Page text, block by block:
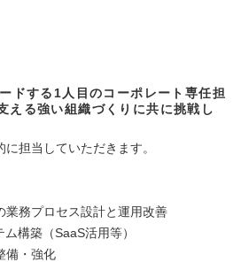
ドする1人目のコーポレート専任担
える強い組織づくりに共に挑戦し
担当していただきます。
業務プロセス設計と運用改善
構築（SaaS活用等）
備・強化